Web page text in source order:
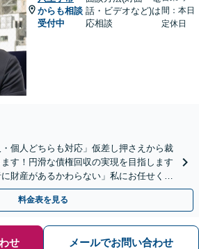
からも相談
受付中
話・ビデオなど)は
応相談
間：本日
定休日
・個人どちらも対応」仮差し押さえから裁
す！円滑な債権回収の実現を目指します
に財産があるかわらない」私にお任せくだ
日・夜間相談可】
料金表を見る
せ メールでお問い合わせ